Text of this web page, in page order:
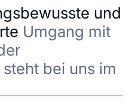
und
Umgang mit
bei uns im